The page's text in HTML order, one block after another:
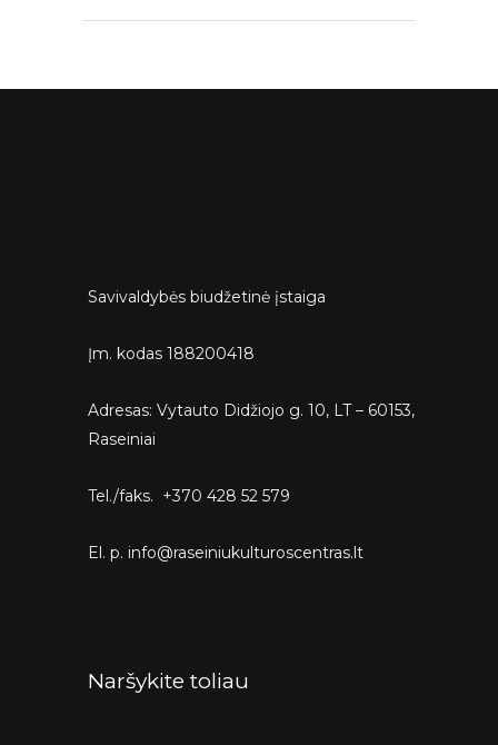
Savivaldybės biudžetinė įstaiga
Įm. kodas 188200418
Adresas: Vytauto Didžiojo g. 10, LT – 60153,
Raseiniai
Tel./faks. +370 428 52 579
El. p. info@raseiniukulturoscentras.lt
Naršykite toliau